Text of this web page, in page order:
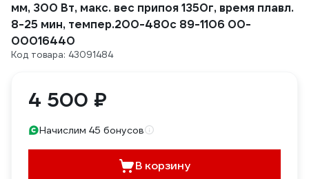
мм, 300 Вт, макс. вес припоя 1350г, время плавл.
8-25 мин, темпер.200-480с 89-1106 00-
00016440
Код товара: 43091484
4 500 ₽
Начислим 45 бонусов
В корзину